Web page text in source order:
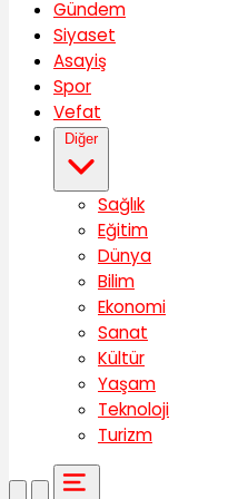
Gündem
Siyaset
Asayiş
Spor
Vefat
Diğer
Sağlık
Eğitim
Dünya
Bilim
Ekonomi
Sanat
Kültür
Yaşam
Teknoloji
Turizm